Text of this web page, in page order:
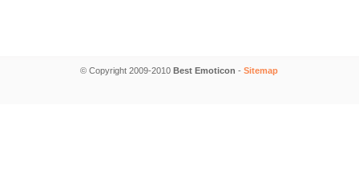
© Copyright 2009-2010 Best Emoticon - Sitemap